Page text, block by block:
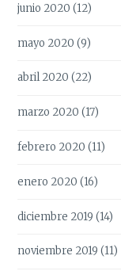
junio 2020 (12)
mayo 2020 (9)
abril 2020 (22)
marzo 2020 (17)
febrero 2020 (11)
enero 2020 (16)
diciembre 2019 (14)
noviembre 2019 (11)